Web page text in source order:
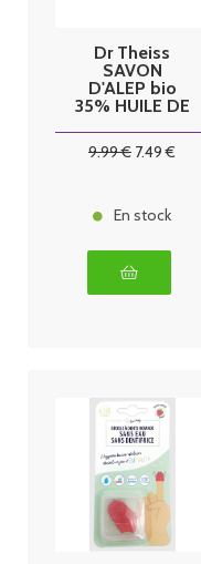
Dr Theiss
SAVON
D'ALEP bio
35% HUILE DE
9.99€ 7.49 €
En stock